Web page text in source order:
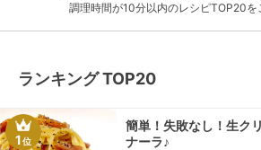
調理時間が10分以内のレシピTOP20を
ランキング TOP20
1位
簡単！失敗なし！生ク
ナーラ♪